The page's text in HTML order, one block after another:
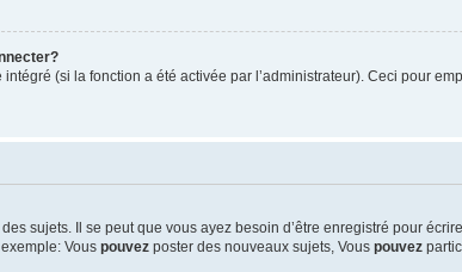
(si la fonction a été activée par l’administrateur). Ceci pour
sujets. Il se peut que vous ayez besoin d’être enregistré pour
Vous pouvez poster des nouveaux sujets, Vous pouvez